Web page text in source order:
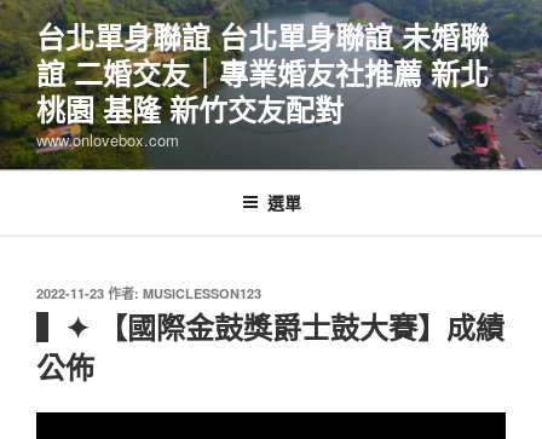
跳
至
主
要
內
容
台北單身聯誼 台北單身聯誼 未婚聯
誼 二婚交友｜專業婚友社推薦 新北
桃園 基隆 新竹交友配對
www.onlovebox.com
選單
發
佈
2022-11-23 作者: MUSICLESSON123
▍✦ 【國際金鼓獎爵士鼓大賽】成績
公佈